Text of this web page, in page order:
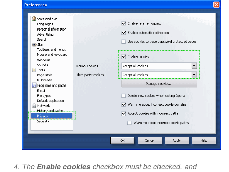
The Enable cookies checkbox must be checked, and